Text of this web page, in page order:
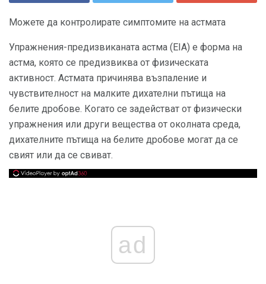
Можете да контролирате симптомите на астмата
Упражнения-предизвиканата астма (EIA) е форма на
астма, която се предизвиква от физическата
активност. Астмата причинява възпаление и
чувствителност на малките дихателни пътища на
белите дробове. Когато се задействат от физически
упражнения или други вещества от околната среда,
дихателните пътища на белите дробове могат да се
свият или да се свиват.
ad